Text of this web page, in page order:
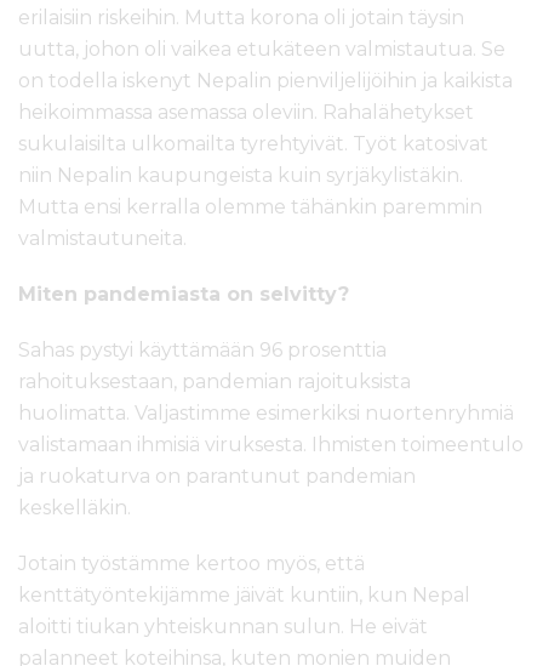
erilaisiin riskeihin. Mutta korona oli jotain täysin
uutta, johon oli vaikea etukäteen valmistautua. Se
on todella iskenyt Nepalin pienviljelijöihin ja kaikista
heikoimmassa asemassa oleviin. Rahalähetykset
sukulaisilta ulkomailta tyrehtyivät. Työt katosivat
niin Nepalin kaupungeista kuin syrjäkylistäkin.
Mutta ensi kerralla olemme tähänkin paremmin
valmistautuneita.
Miten pandemiasta on selvitty?
Sahas pystyi käyttämään 96 prosenttia
rahoituksestaan, pandemian rajoituksista
huolimatta. Valjastimme esimerkiksi nuortenryhmiä
valistamaan ihmisiä viruksesta. Ihmisten toimeentulo
ja ruokaturva on parantunut pandemian
keskelläkin.
Jotain työstämme kertoo myös, että
kenttätyöntekijämme jäivät kuntiin, kun Nepal
aloitti tiukan yhteiskunnan sulun. He eivät
palanneet koteihinsa, kuten monien muiden